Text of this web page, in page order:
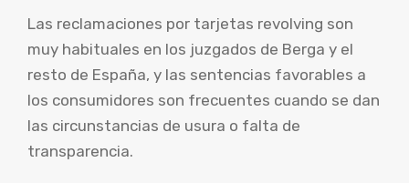
Las reclamaciones por tarjetas revolving son
muy habituales en los juzgados de Berga y el
resto de España, y las sentencias favorables a
los consumidores son frecuentes cuando se dan
las circunstancias de usura o falta de
transparencia.